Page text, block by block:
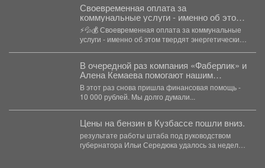
Своевременная оплата за
коммунальные услуги - именно об этом
твердят энергетические компании.
⚡💦💰 Своевременная оплата за коммунальные
услуги - именно об этом твердят энергетические
В очередной раз компания «Фаберлик» и
Алена Кемаева помогают нашим
хвостикам!
В этот раз снова пришла финансовая помощь -
10 000 рублей. Мы долго думали...
Цены на бензин в Кузбассе пошли вниз.
результате работы штаба под руководством
губернатора Ильи Середюка удалось за неделю